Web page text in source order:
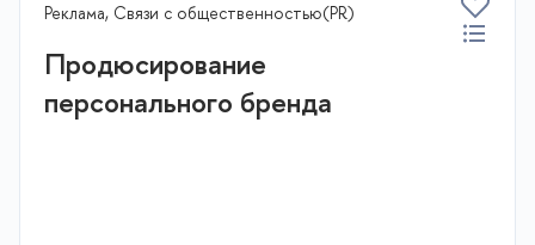
Реклама, Связи с общественностью(PR)
Продюсирование
персонального бренда